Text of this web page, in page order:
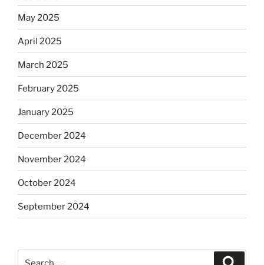
May 2025
April 2025
March 2025
February 2025
January 2025
December 2024
November 2024
October 2024
September 2024